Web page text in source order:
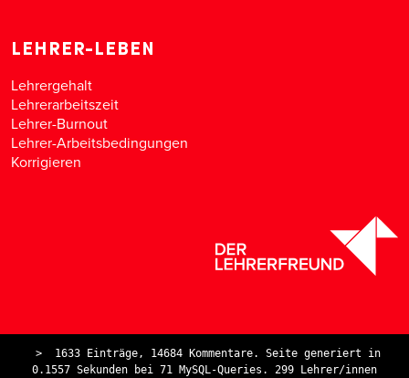
LEHRER-LEBEN
Lehrergehalt
Lehrerarbeitszeit
Lehrer-Burnout
Lehrer-Arbeitsbedingungen
Korrigieren
>
1633 Einträge, 14684 Kommentare. Seite generiert in
0.1557 Sekunden bei 71 MySQL-Queries. 299 Lehrer/innen